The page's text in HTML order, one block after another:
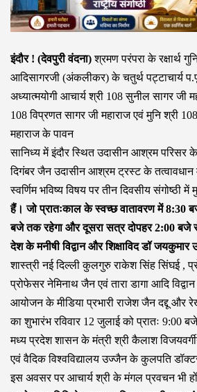
इंदौर ! (देवपुरी वंदना)श्रमण परंपरा के रक्षार्थ
आदिसागरजी (अंकलीकर) के चतुर्थ पट्टाचार्य
अध्यात्मयोगी आचार्य श्री 108 सुनील सागर जी
108 विप्रणत सागर जी महाराज एवं मुनि श्री
महाराज के पावन
सानिध्य में इंदौर स्थित उदासीन आश्रम परिसर
दिगंबर जैन उदासीन आश्रम ट्रस्ट के
स्वर्णिम भविष्य विषय पर तीन दिवसीय संगोष्ठी में मु
हैं। जो प्रातःकाल के स्वच्छ वातावरण में 8:30
बजे तक रहेगा और दूसरा सत्र दोपहर 2:00 बजे
देश के मनीषी विद्वान और शिक्षाविद डॉ
शास्त्री नई दिल्ली कुलगुरु राकेश सिंह सिंघई ,
प्रोफेसर नेमिनाथ जैन एवं तारा डागा आदि
आयोजन के मीडिया प्रभारी राजेश जैन दद्दू और
का शुभारंभ रविवार 12 जुलाई को प्रातः 9:00
मध्य प्रदेश शासन के मंत्री श्री कैलाश
एवं वैदिक विश्वविद्यालय उज्जैन के कुलपति
इस अवसर पर आचार्य श्री के मंगल प्रवचन भी